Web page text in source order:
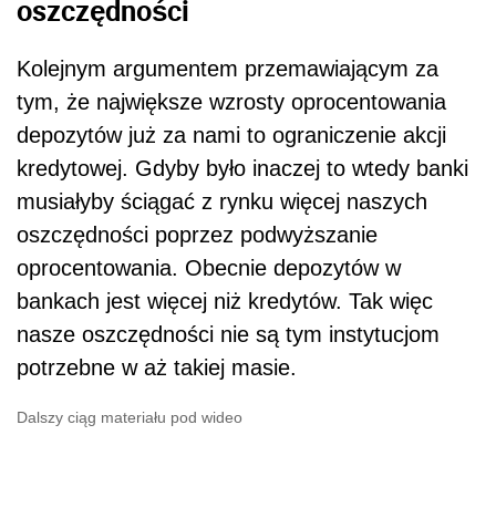
oszczędności
Kolejnym argumentem przemawiającym za
tym, że największe wzrosty oprocentowania
depozytów już za nami to ograniczenie akcji
kredytowej. Gdyby było inaczej to wtedy banki
musiałyby ściągać z rynku więcej naszych
oszczędności poprzez podwyższanie
oprocentowania. Obecnie depozytów w
bankach jest więcej niż kredytów. Tak więc
nasze oszczędności nie są tym instytucjom
potrzebne w aż takiej masie.
Dalszy ciąg materiału pod wideo